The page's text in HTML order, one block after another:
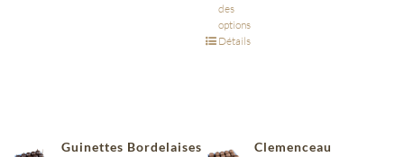
des
options
Détails
Guinettes Bordelaises Clemenceau